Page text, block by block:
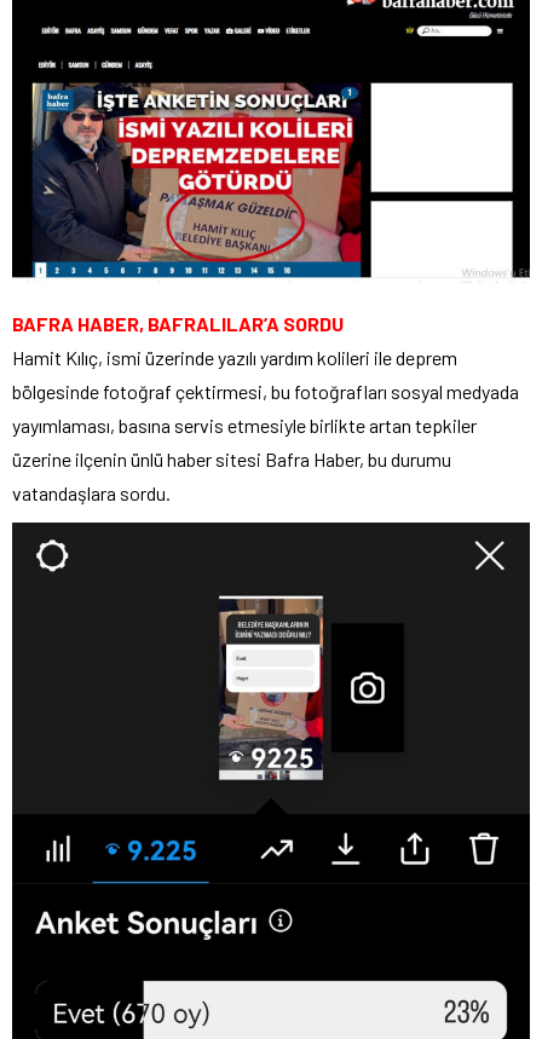
BAFRA HABER, BAFRALILAR’A SORDU
Hamit Kılıç, ismi üzerinde yazılı yardım kolileri ile deprem
bölgesinde fotoğraf çektirmesi, bu fotoğrafları sosyal medyada
yayımlaması, basına servis etmesiyle birlikte artan tepkiler
üzerine ilçenin ünlü haber sitesi Bafra Haber, bu durumu
vatandaşlara sordu.